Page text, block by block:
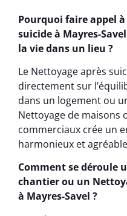
Pourquoi faire appel
suicide à Mayres-
la vie dans un lieu ?
Le Nettoyage après
directement sur
dans un logement ou
Nettoyage de maisons
commerciaux crée un
harmonieux et
Comment se déroule
chantier ou un
à Mayres-Savel ?